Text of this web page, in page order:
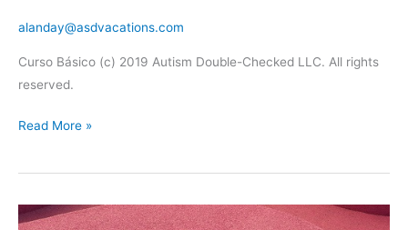
alanday@asdvacations.com
Curso Básico (c) 2019 Autism Double-Checked LLC. All rights
reserved.
Ajudando
com
–
Read More »